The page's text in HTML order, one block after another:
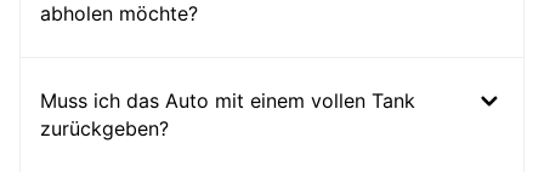
abholen möchte?
Muss ich das Auto mit einem vollen Tank
zurückgeben?